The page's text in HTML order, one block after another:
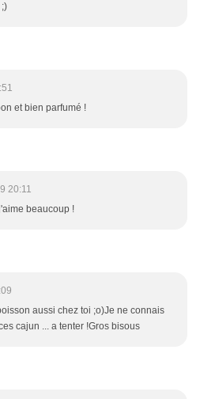
et bien parfumé !
20:11
beaucoup !
aussi chez toi ;o)Je ne connais
cajun ... a tenter !Gros bisous